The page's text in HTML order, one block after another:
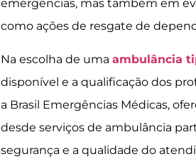
emergências, mas também em
como ações de resgate de
Na escolha de umaambulância
disponível e a qualificação dos
a Brasil Emergências Médicas,
desde serviços de ambulância
segurança e a qualidade do